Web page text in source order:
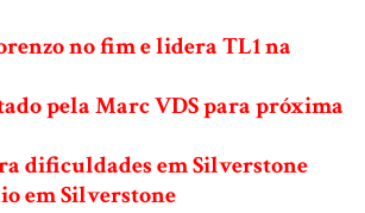
no fim e lidera TL1 na
pela Marc VDS para próxima
dificuldades em Silverstone
em Silverstone